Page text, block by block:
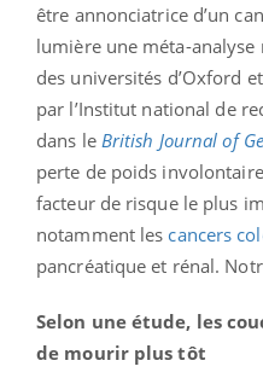
être annonciatrice d’un
lumière une méta-analyse
des universités d’Oxford
par l’Institut national de
dans le British Journal of
perte de poids
facteur de risque le plus
notamment les cancers
pancréatique et rénal.
Selon une étude, les
de mourir plus tôt